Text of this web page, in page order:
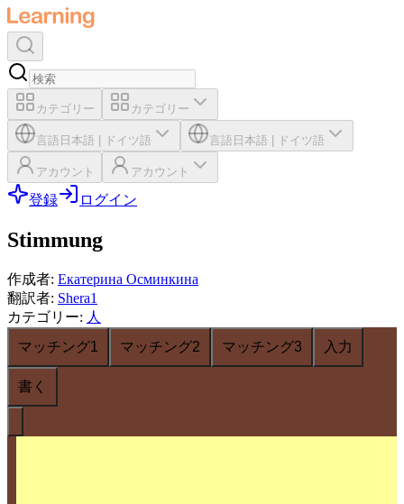
カテゴリー カテゴリー
言語 日本語 ドイツ語 言語 日本語 ドイツ語
アカウント アカウント
登録 ログイン
Stimmung
作成者: Екатерина Осминкина
翻訳者: Shera1
カテゴリー: 人
マッチング1
マッチング2 マッチング3 入力
書く